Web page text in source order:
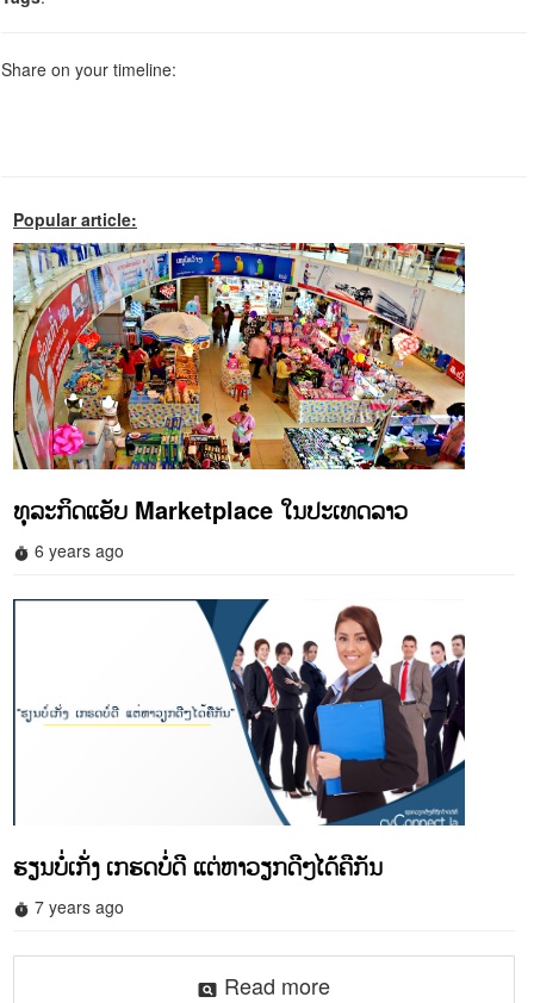
Share on your timeline:
Popular article:
ທຸລະກິດແອັບ Marketplace ໃນປະເທດລາວ
timer 6 years ago
ຮຽນບໍ່ເກັ່ງ ເກຮດບໍ່ດີ ແຕ່ຫາວຽກດີໆໄດ້ຄືກັນ
timer 7 years ago
pageview Read more